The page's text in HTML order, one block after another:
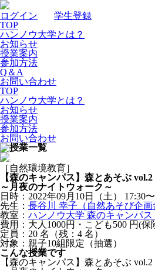
ログイン
学生登録
TOP
ハンノウ大学とは？
お知らせ
授業案内
参加方法
Q＆A
お問い合わせ
TOP
ハンノウ大学とは？
お知らせ
授業案内
参加方法
お問い合わせ
［自然環境教育］
【森のキャンパス】森とあそぶ
～月夜のナイトウォーク～
日時：2022年09月10日（土） 17:30
先生： 長谷川 幸子（自然あそび企画
教室： ハンノウ大学 森のキャンパス
費用：大人1000円・こども500 円(保
定員：20 名 （残：4 名 ）
対象：親子10組限定（抽選）
こんな授業です
【森のキャンパス】森とあそぶ